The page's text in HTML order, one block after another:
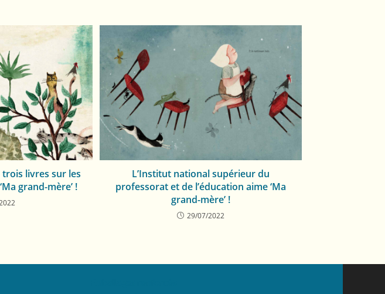
livres sur les
grand-mère’ !
L’Institut national supérieur du
professorat et de l’éducation aime ‘Ma
grand-mère’ !
29/07/2022